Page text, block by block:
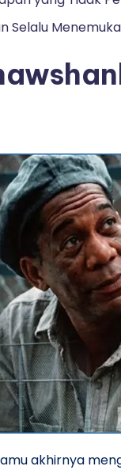
Selalu
akhirnya